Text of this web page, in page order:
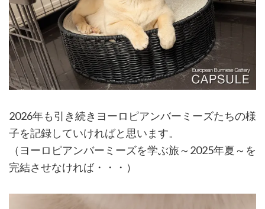
2026年も引き続きヨーロピアンバーミーズたちの様
子を記録していければと思います。
（ヨーロピアンバーミーズを学ぶ旅～2025年夏～を
完結させなければ・・・）